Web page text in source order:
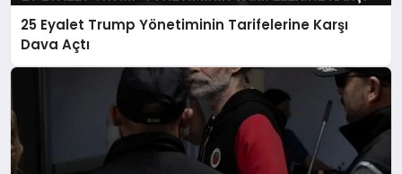
25 Eyalet Trump Yönetiminin Tarifelerine Karşı
Dava Açtı